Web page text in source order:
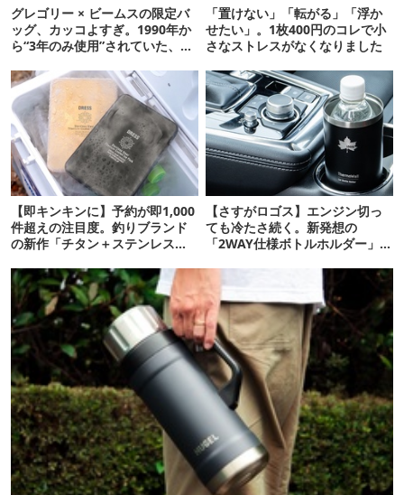
グレゴリー × ビームスの限定バ
ッグ、カッコよすぎ。1990年か
ら“3年のみ使用”されていた、紫
「置けない」「転がる」「浮か
せたい」。1枚400円のコレで小
さなストレスがなくなりました
【即キンキンに】予約が即1,000
件超えの注目度。釣りブランド
の新作「チタン＋ステンレスの
【さすがロゴス】エンジン切っ
ても冷たさ続く。新発想の
「2WAY仕様ボトルホルダー」が